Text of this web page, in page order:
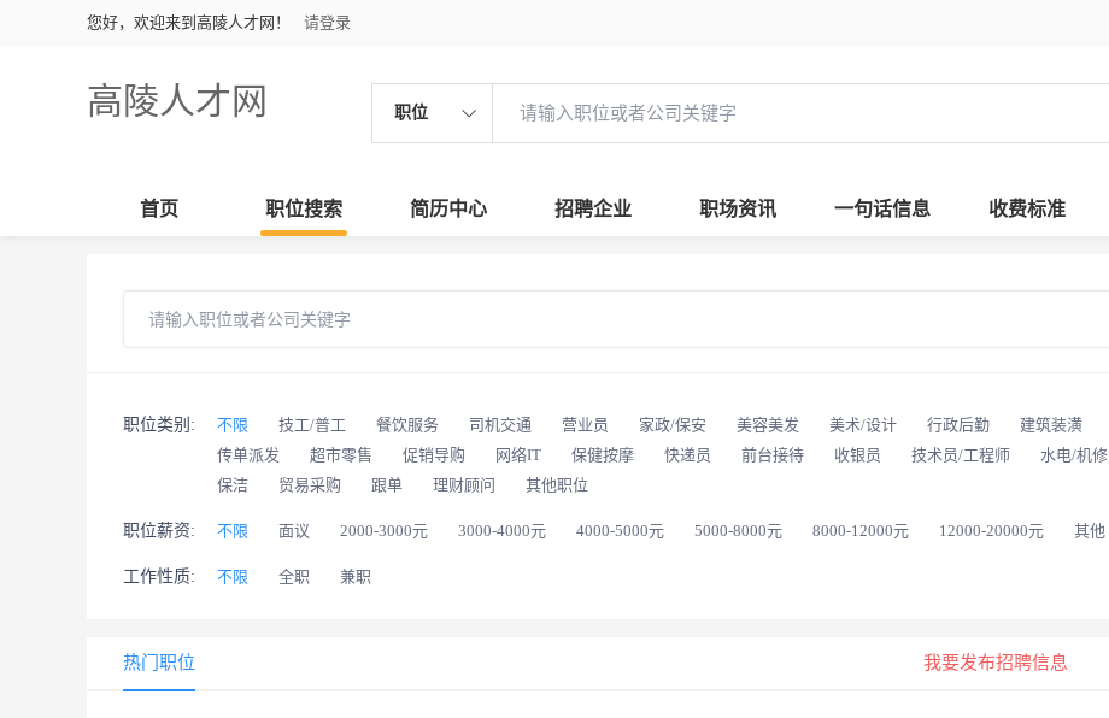
您好，欢迎来到高陵人才网！ 请登录
高陵人才网 职位
首页 职位搜索 简历中心 招聘企业 职场资讯 一句话信息 收费标准
职位类别: 不限 技工/普工 餐饮服务 司机交通 营业员 家政/保安 美容美发 美术/设计 行政后勤 建筑装潢
传单派发
超市零售 促销导购 网络IT 保健按摩 快递员 前台接待 收银员 技术员/工程师 水电/机修
保洁
贸易采购 跟单 理财顾问 其他职位
职位薪资: 不限 面议 2000-3000元 3000-4000元 4000-5000元 5000-8000元 8000-12000元 12000-20000元 其他
工作性质: 不限 全职 兼职
热门职位 我要发布招聘信息